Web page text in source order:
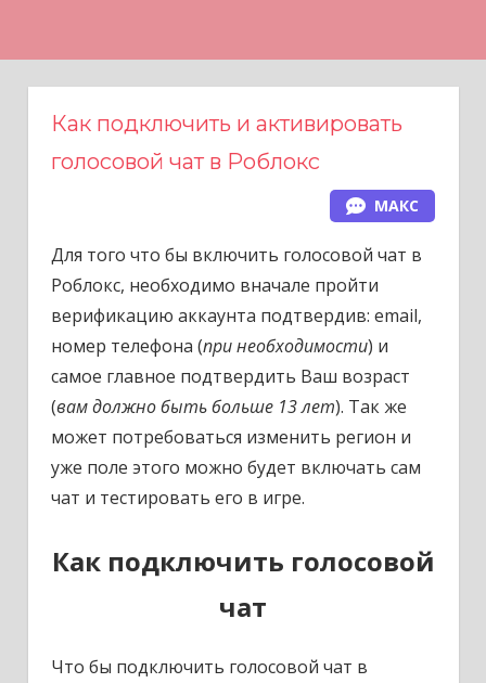
Как подключить и активировать
голосовой чат в Роблокс
МАКС
Для того что бы включить голосовой чат в
Роблокс, необходимо вначале пройти
верификацию аккаунта подтвердив: email,
номер телефона (при необходимости) и
самое главное подтвердить Ваш возраст
(вам должно быть больше 13 лет). Так же
может потребоваться изменить регион и
уже поле этого можно будет включать сам
чат и тестировать его в игре.
Как подключить голосовой
чат
Что бы подключить голосовой чат в